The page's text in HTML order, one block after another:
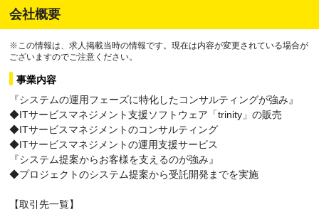
会社概要
※この情報は、求人掲載当時の情報です。現在は内容が変更されている場合が
ございますのでご注意ください。
事業内容
『システムの運用フェーズに特化したコンサルティングが強み』
◆ITサービスマネジメント支援ソフトウェア「trinity」の販売
◆ITサービスマネジメントのコンサルティング
◆ITサービスマネジメントの運用支援サービス
『システム提案からお客様を支えるのが強み』
◆プロジェクトのシステム提案から受託開発までを実施
【取引先一覧】